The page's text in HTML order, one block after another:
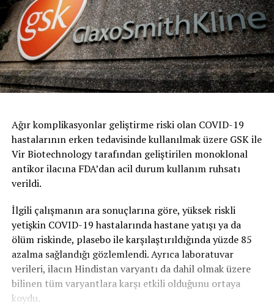
Ağır komplikasyonlar geliştirme riski olan COVID-19
hastalarının erken tedavisinde kullanılmak üzere GSK ile
Vir Biotechnology tarafından geliştirilen monoklonal
antikor ilacına FDA’dan acil durum kullanım ruhsatı
verildi.
İlgili çalışmanın ara sonuçlarına göre, yüksek riskli
yetişkin COVID-19 hastalarında hastane yatışı ya da
ölüm riskinde, plasebo ile karşılaştırıldığında yüzde 85
azalma sağlandığı gözlemlendi. Ayrıca laboratuvar
verileri, ilacın Hindistan varyantı da dahil olmak üzere
bilinen tüm varyantlara karşı etkili olduğunu ortaya
koydu.